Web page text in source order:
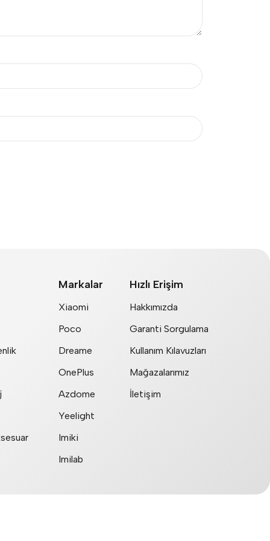
Markalar
Xiaomi
Poco
Dreame
OnePlus
Azdome
Yeelight
Imiki
Imilab
Hızlı Erişim
Hakkımızda
Garanti Sorgulama
Kullanım Kılavuzları
Mağazalarımız
İletişim